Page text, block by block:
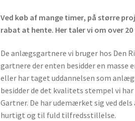
Ved køb af mange timer, på større
rabat at hente. Her taler vi om over
De anlægsgartnere vi bruger hos Den
gartnere der enten besidder en masse
eller har taget uddannelsen som
besidder de det kvalitets stempel vi
Gartner. De har udemærket sig ved
hurtigt og til fuld tilfredsstillelse.